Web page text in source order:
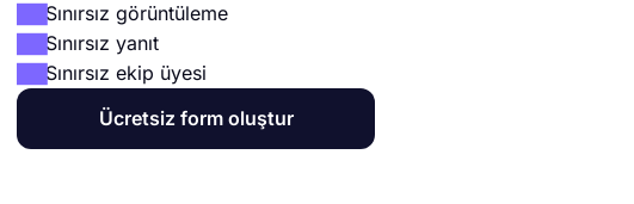
Sınırsız görüntüleme
Sınırsız yanıt
Sınırsız ekip üyesi
Ücretsiz form oluştur